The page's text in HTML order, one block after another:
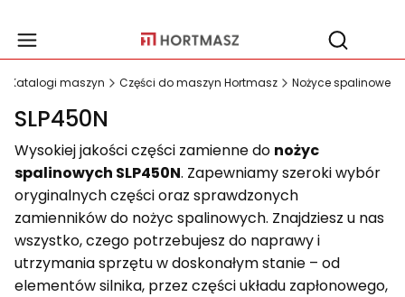
Otwórz
Katalogi maszyn Części do maszyn Hortmasz Nożyce spalinowe
SLP450N
Wysokiej jakości części zamienne do nożyc
spalinowych SLP450N. Zapewniamy szeroki wybór
oryginalnych części oraz sprawdzonych
zamienników do nożyc spalinowych. Znajdziesz u nas
wszystko, czego potrzebujesz do naprawy i
utrzymania sprzętu w doskonałym stanie – od
elementów silnika, przez części układu zapłonowego,